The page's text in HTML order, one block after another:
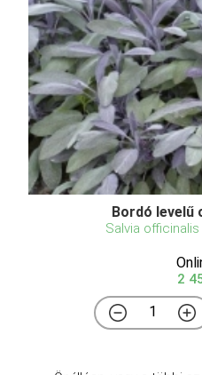
Bordó levelű
Salvia
2